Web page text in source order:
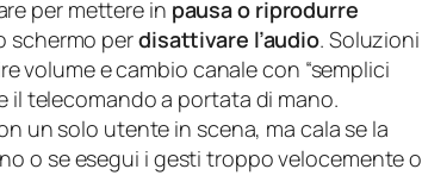
per mettere in pausa o riprodurre
schermo perdisattivare l’audio. Soluzioni
volume e cambio canale con “semplici
il telecomando a portata di mano.
un solo utente in scena, ma cala se la
o se esegui i gesti troppo velocemente o